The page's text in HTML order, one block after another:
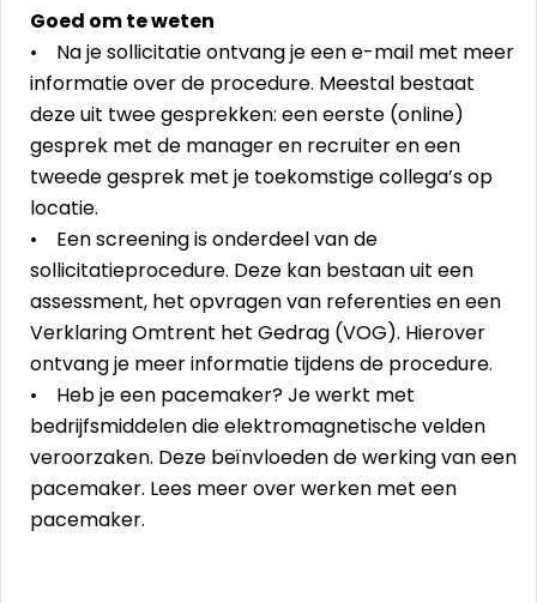
Goed om te weten
• Na je sollicitatie ontvang je een e-mail met meer
informatie over de procedure. Meestal bestaat
deze uit twee gesprekken: een eerste (online)
gesprek met de manager en recruiter en een
tweede gesprek met je toekomstige collega’s op
locatie.
• Een screening is onderdeel van de
sollicitatieprocedure. Deze kan bestaan uit een
assessment, het opvragen van referenties en een
Verklaring Omtrent het Gedrag (VOG). Hierover
ontvang je meer informatie tijdens de procedure.
• Heb je een pacemaker? Je werkt met
bedrijfsmiddelen die elektromagnetische velden
veroorzaken. Deze beïnvloeden de werking van een
pacemaker. Lees meer over werken met een
pacemaker.